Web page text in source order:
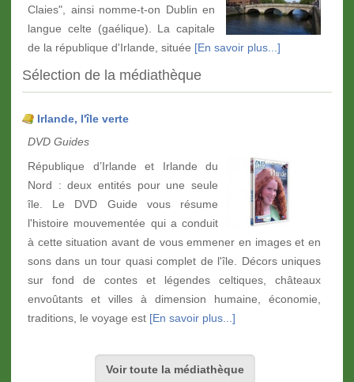
Claies", ainsi nomme-t-on Dublin en
langue celte (gaélique). La capitale
de la république d'Irlande, située [En savoir plus...]
Sélection de la médiathèque
Irlande, l'île verte
DVD Guides
République d’Irlande et Irlande du
Nord : deux entités pour une seule
île. Le DVD Guide vous résume
l'histoire mouvementée qui a conduit
à cette situation avant de vous emmener en images et en
sons dans un tour quasi complet de l'île. Décors uniques
sur fond de contes et légendes celtiques, châteaux
envoûtants et villes à dimension humaine, économie,
traditions, le voyage est [En savoir plus...]
Voir toute la médiathèque